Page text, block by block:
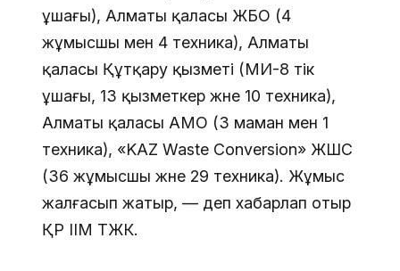
ұшағы), Алматы қаласы ЖБО (4
жұмысшы мен 4 техника), Алматы
қаласы Құтқару қызметі (МИ-8 тік
ұшағы, 13 қызметкер және 10 техника),
Алматы қаласы АМО (3 маман мен 1
техника), «KAZ Waste Conversion» ЖШС
(36 жұмысшы және 29 техника). Жұмыс
жалғасып жатыр, — деп хабарлап отыр
ҚР ІІМ ТЖК.